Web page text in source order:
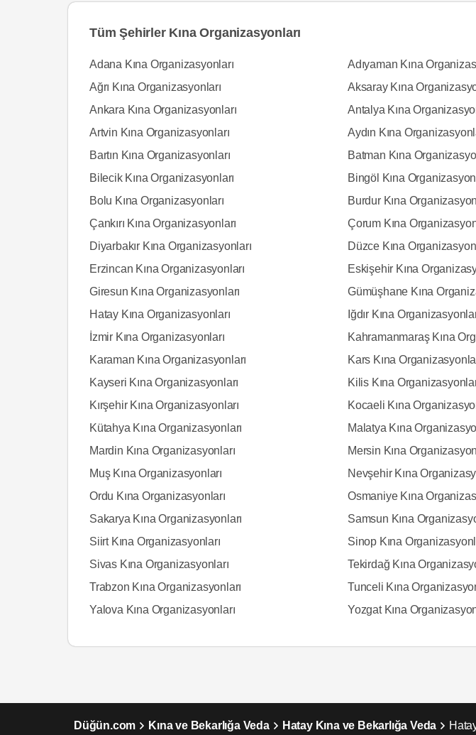
Tüm Şehirler Kına Organizasyonları
Adana Kına Organizasyonları Adıyaman Kına
Ağrı Kına Organizasyonları
Aksaray Kına
Ankara Kına Organizasyonları
Antalya Kına
Artvin Kına Organizasyonları
Aydın Kına
Bartın Kına Organizasyonları
Batman Kına
Bilecik Kına Organizasyonları
Bingöl Kına
Bolu Kına Organizasyonları
Burdur Kına
Çankırı Kına Organizasyonları
Çorum Kına
Diyarbakır Kına Organizasyonları
Düzce Kına
Erzincan Kına Organizasyonları
Eskişehir Kına
Giresun Kına Organizasyonları
Gümüşhane Kına
Hatay Kına Organizasyonları
Iğdır Kına
İzmir Kına Organizasyonları
Kahramanmaraş Kına
Karaman Kına Organizasyonları
Kars Kına
Kayseri Kına Organizasyonları
Kilis Kına
Kırşehir Kına Organizasyonları
Kocaeli Kına
Kütahya Kına Organizasyonları
Malatya Kına
Mardin Kına Organizasyonları
Mersin Kına
Muş Kına Organizasyonları
Nevşehir Kına
Ordu Kına Organizasyonları
Osmaniye Kına
Sakarya Kına Organizasyonları
Samsun Kına
Siirt Kına Organizasyonları
Sinop Kına
Sivas Kına Organizasyonları
Tekirdağ Kına
Trabzon Kına Organizasyonları
Tunceli Kına
Yalova Kına Organizasyonları
Yozgat Kına
Düğün.com Kına ve Bekarlığa Veda Hatay Kına ve Bekarlığa Veda